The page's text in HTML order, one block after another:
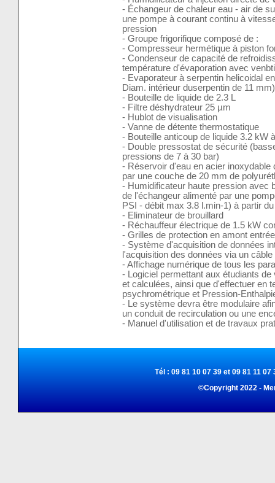
- Échangeur de chaleur eau - air de
une pompe à courant continu à
pression
- Groupe frigorifique composé de :
- Compresseur hermétique à piston
- Condenseur de capacité de
température d'évaporation avec
- Evaporateur à serpentin helicoidal
Diam. intérieur duserpentin de 11 mm)
- Bouteille de liquide de 2.3 L
- Filtre déshydrateur 25 µm
- Hublot de visualisation
- Vanne de détente thermostatique
- Bouteille anticoup de liquide 3.2 kW
- Double pressostat de sécurité
pressions de 7 à 30 bar)
- Réservoir d'eau en acier inoxydable
par une couche de 20 mm de
- Humidificateur haute pression avec
de l'échangeur alimenté par une
PSI - débit max 3.8 l.min-1) à partir
- Eliminateur de brouillard
- Réchauffeur électrique de 1.5 kW
- Grilles de protection en amont
- Système d'acquisition de données
l'acquisition des données via un câble
- Affichage numérique de tous les
- Logiciel permettant aux étudiants
et calculées, ainsi que d'effectuer en
psychrométrique et Pression-
- Le système devra être modulaire
un conduit de recirculation ou une
- Manuel d'utilisation et de travaux
Tél : 09 81 10 07 39 et 09 81 11
©Copyright 2022 -